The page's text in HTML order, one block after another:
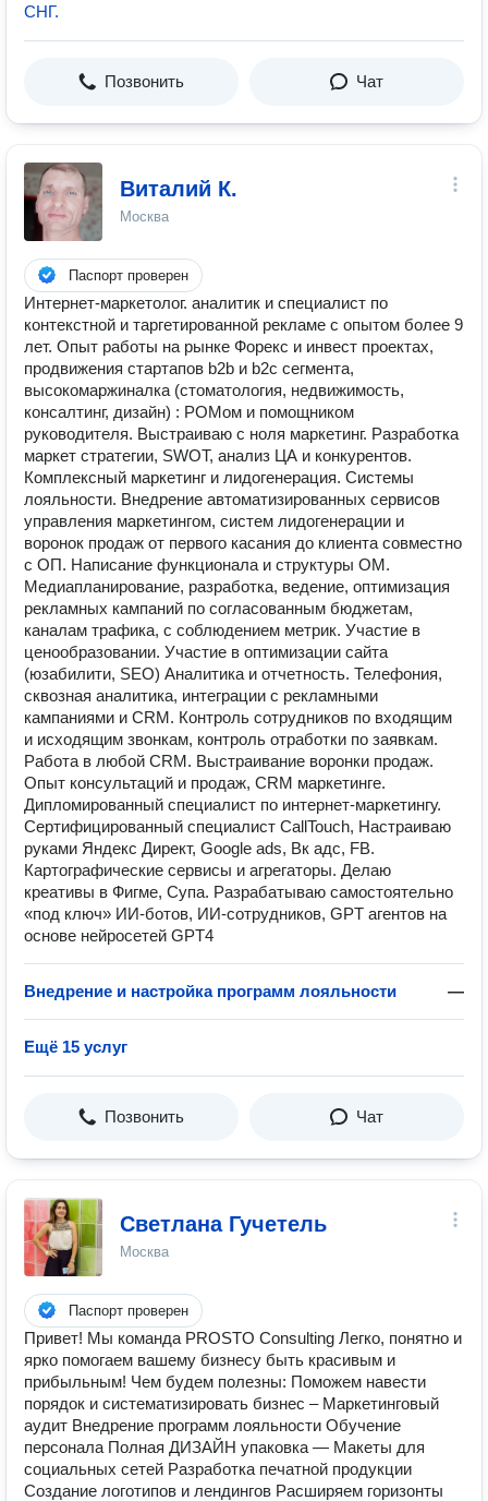
СНГ.
Позвонить Чат
Виталий К.
Москва
Паспорт проверен
Интернет-маркетолог. аналитик и специалист по
контекстной и таргетированной рекламе с опытом более 9
лет. Опыт работы на рынке Форекс и инвест проектах,
продвижения стартапов b2b и b2c сегмента,
высокомаржиналка (стоматология, недвижимость,
консалтинг, дизайн) : РОМом и помощником
руководителя. Выстраиваю с ноля маркетинг. Разработка
маркет стратегии, SWOT, анализ ЦА и конкурентов.
Комплексный маркетинг и лидогенерация. Системы
лояльности. Внедрение автоматизированных сервисов
управления маркетингом, систем лидогенерации и
воронок продаж от первого касания до клиента совместно
с ОП. Написание функционала и структуры ОМ.
Медиапланирование, разработка, ведение, оптимизация
рекламных кампаний по согласованным бюджетам,
каналам трафика, с соблюдением метрик. Участие в
ценообразовании. Участие в оптимизации сайта
(юзабилити, SEO) Аналитика и отчетность. Телефония,
сквозная аналитика, интеграции с рекламными
кампаниями и CRM. Контроль сотрудников по входящим
и исходящим звонкам, контроль отработки по заявкам.
Работа в любой CRM. Выстраивание воронки продаж.
Опыт консультаций и продаж, CRM маркетинге.
Дипломированный специалист по интернет-маркетингу.
Сертифицированный специалист CallTouch, Настраиваю
руками Яндекс Директ, Google ads, Вк адс, FB.
Картографические сервисы и агрегаторы. Делаю
креативы в Фигме, Супа. Разрабатываю самостоятельно
«под ключ» ИИ-ботов, ИИ-сотрудников, GPT агентов на
основе нейросетей GPT4
Внедрение и настройка программ лояльности —
Ещё 15 услуг
Позвонить Чат
Светлана Гучетель
Москва
Паспорт проверен
Привет! Мы команда PROSTO Consulting Легко, понятно и
ярко помогаем вашему бизнесу быть красивым и
прибыльным! Чем будем полезны: Поможем навести
порядок и систематизировать бизнес – ️Маркетинговый
аудит ️Внедрение программ лояльности ️Обучение
персонала Полная ДИЗАЙН упаковка — ️Макеты для
социальных сетей ️Разработка печатной продукции
️Создание логотипов и лендингов Расширяем горизонты